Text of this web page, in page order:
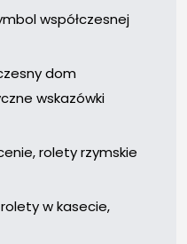
współczesnej
dom
wskazówki
rolety rzymskie
w kasecie,